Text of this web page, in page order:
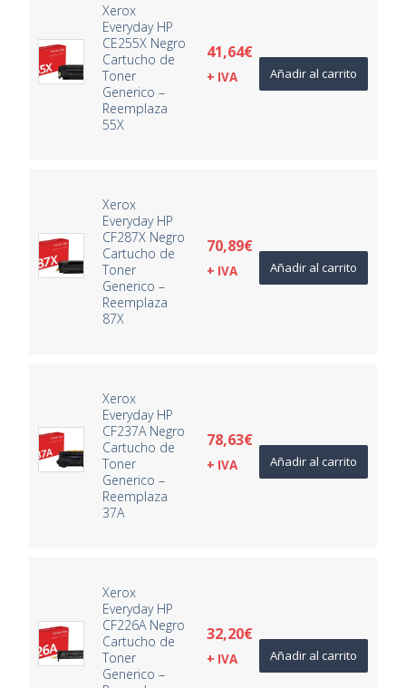
Xerox
Everyday HP
CE255X Negro
Cartucho de
Toner
Generico –
Reemplaza
55X
41,64€
+ IVA Añadir al carrito
Xerox
Everyday HP
CF287X Negro
Cartucho de
Toner
Generico –
Reemplaza
87X
70,89€
+ IVA Añadir al carrito
Xerox
Everyday HP
CF237A Negro
Cartucho de
Toner
Generico –
Reemplaza
37A
78,63€
+ IVA Añadir al carrito
Xerox
Everyday HP
CF226A Negro
Cartucho de
Toner
Generico –
32,20€
+ IVA Añadir al carrito